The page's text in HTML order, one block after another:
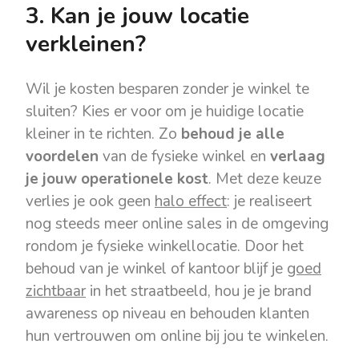
3. Kan je jouw locatie
verkleinen?
Wil je kosten besparen zonder je winkel te
sluiten? Kies er voor om je huidige locatie
kleiner in te richten. Zo behoud je alle
voordelen van de fysieke winkel en verlaag
je jouw operationele kost. Met deze keuze
verlies je ook geen halo effect: je realiseert
nog steeds meer online sales in de omgeving
rondom je fysieke winkellocatie. Door het
behoud van je winkel of kantoor blijf je goed
zichtbaar in het straatbeeld, hou je je brand
awareness op niveau en behouden klanten
hun vertrouwen om online bij jou te winkelen.